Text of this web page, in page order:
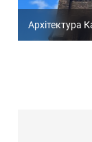
Архітектура